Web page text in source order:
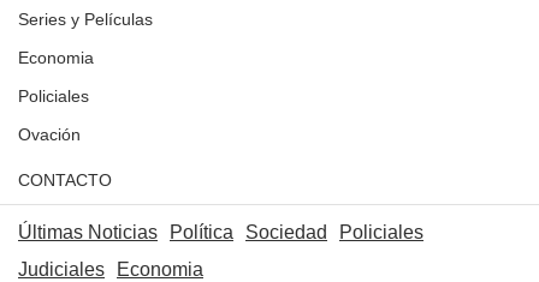
Series y Películas
Economia
Policiales
Ovación
CONTACTO
Últimas Noticias Política Sociedad
Policiales
Judiciales
Economia